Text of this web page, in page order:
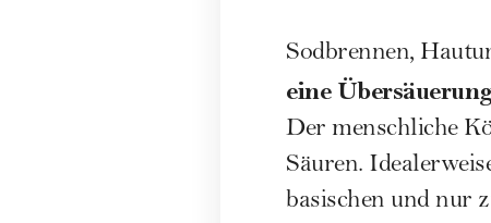
Sodbrennen,
eine
Der menschliche
Säuren.
basischen und nur